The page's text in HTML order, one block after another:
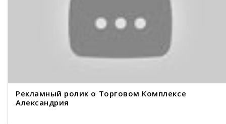
Рекламный ролик о Торговом Комплексе
Александрия